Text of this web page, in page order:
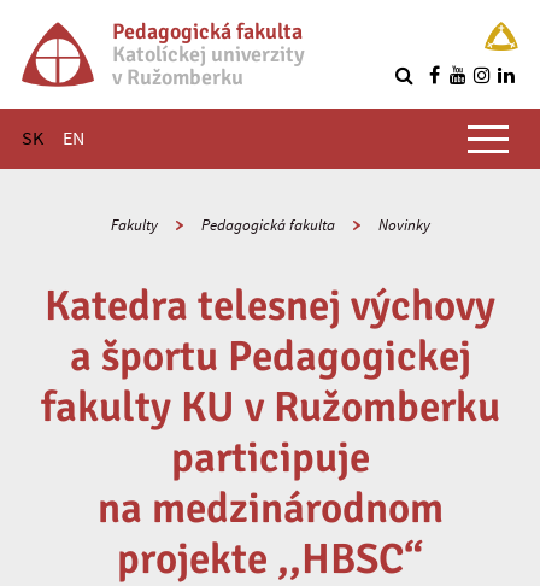
Pedagogická fakulta
Katolíckej univerzity
v Ružomberku
SK EN
Hlavné menu
Fakulty Pedagogická fakulta Novinky
Katedra telesnej výchovy
a športu Pedagogickej
fakulty KU v Ružomberku
participuje
na medzinárodnom
projekte ,,HBSC“